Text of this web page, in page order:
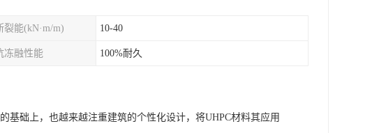
裂能(kN·m/m) 10-40
冻融性能 100%耐久
基础上，也越来越注重建筑的个性化设计，将UHPC材料其应用